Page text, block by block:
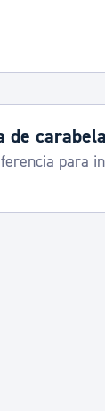
de
para